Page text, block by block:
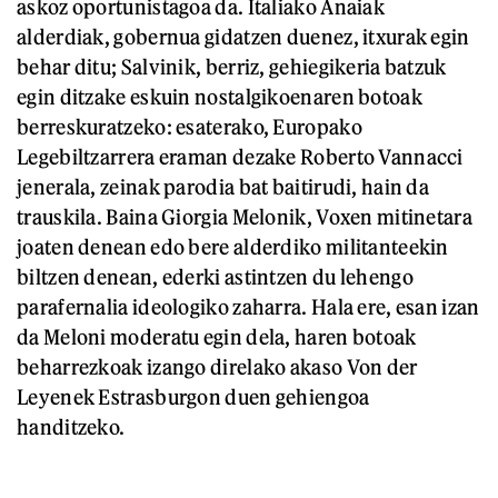
askoz oportunistagoa da. Italiako Anaiak
alderdiak, gobernua gidatzen duenez, itxurak egin
behar ditu; Salvinik, berriz, gehiegikeria batzuk
egin ditzake eskuin nostalgikoenaren botoak
berreskuratzeko: esaterako, Europako
Legebiltzarrera eraman dezake Roberto Vannacci
jenerala, zeinak parodia bat baitirudi, hain da
trauskila. Baina Giorgia Melonik, Voxen mitinetara
joaten denean edo bere alderdiko militanteekin
biltzen denean, ederki astintzen du lehengo
parafernalia ideologiko zaharra. Hala ere, esan izan
da Meloni moderatu egin dela, haren botoak
beharrezkoak izango direlako akaso Von der
Leyenek Estrasburgon duen gehiengoa
handitzeko.